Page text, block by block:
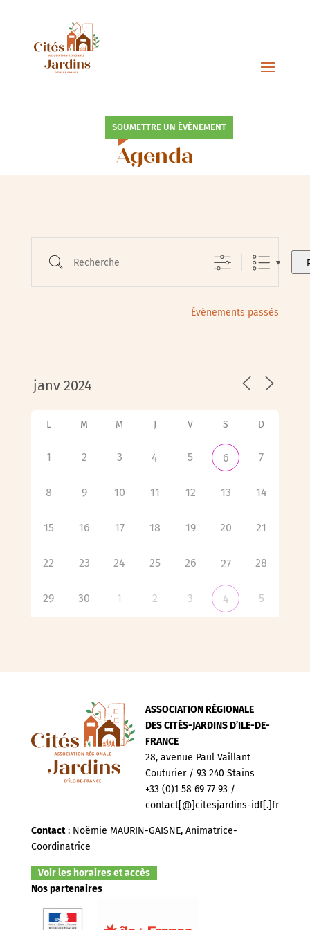
SOUMETTRE UN ÉVÉNEMENT
Agenda
Évènements passés
L M M J V S D
1 2 3 4 5 6 7
8 9 10 11 12 13 14
15 16 17 18 19 20 21
22 23 24 25 26 27 28
29 30 1 2 3 4 5
ASSOCIATION RÉGIONALE
DES CITÉS-JARDINS D’ILE-DE-
FRANCE
28, avenue Paul Vaillant
Couturier / 93 240 Stains
+33 (0)1 58 69 77 93 /
contact[@]citesjardins-idf[.]fr
Contact: Noëmie MAURIN-GAISNE, Animatrice-
Coordinatrice
Voir les horaires et accès
Nos partenaires